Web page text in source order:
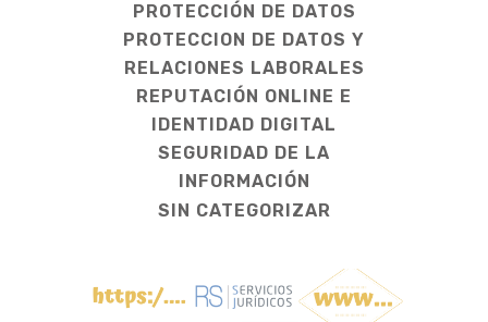
PROTECCIÓN DE DATOS
PROTECCION DE DATOS Y
RELACIONES LABORALES
REPUTACIÓN ONLINE E
IDENTIDAD DIGITAL
SEGURIDAD DE LA
INFORMACIÓN
SIN CATEGORIZAR